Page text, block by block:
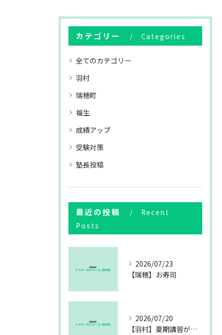
カテゴリー Categories
全てのカテゴリー
羽村
瑞穂町
福生
成績アップ
受験対策
塾長投稿
最近の投稿
Recent
Posts
2026/07/23
【瑞穂】お寿司
2026/07/20
【羽村】夏期講習が始まりました